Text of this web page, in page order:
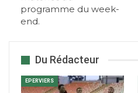
programme du week-
end.
Du Rédacteur
EPERVIERS